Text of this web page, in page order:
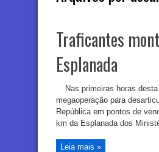
Traficantes
Esplanada
Nas primeiras horas
megaoperação para
República em pontos de
km da Esplanada dos
Leia mais »